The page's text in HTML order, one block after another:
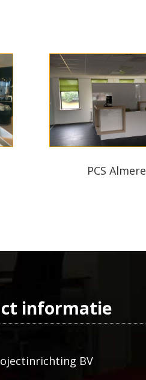
PCS Almere
informatie
BV